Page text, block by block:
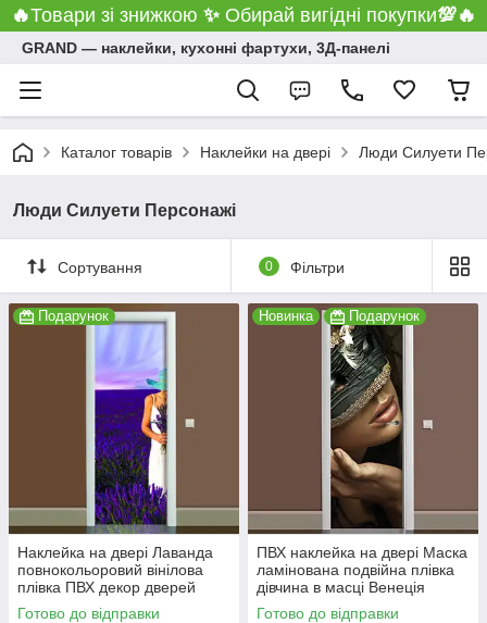
🔥Товари зі знижкою ✨ Обирай вигідні покупки💯🔥
GRAND ― наклейки, кухонні фартухи, 3Д-панелі
Каталог товарів Наклейки на двері Люди Силуети
Люди Силуети Персонажі
Сортування 0 Фільтри
Подарунок
Наклейка на двері Лаванда
повнокольоровий вінілова
плівка ПВХ декор дверей
скинали 60*180 см
Готово до відправки
Новинка Подарунок
ПВХ наклейка на двері Маска
ламінована подвійна плівка
дівчина в масці Венеція
маскарад губи 60*180 см
Готово до відправки